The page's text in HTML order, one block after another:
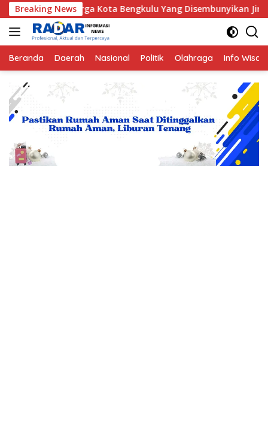
Langsung
ke
konten
Breaking News
Kota Bengkulu Yang Disembunyikan Jin di Belakang Pohon
Beranda Daerah Nasional Politik Olahraga Info